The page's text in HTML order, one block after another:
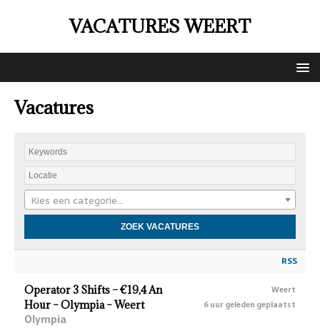
VACATURES WEERT
Vacatures
Kies een categorie…
RSS
Operator 3 Shifts – €19,4 An
Hour – Olympia – Weert
Olympia
Weert
6 uur geleden geplaatst